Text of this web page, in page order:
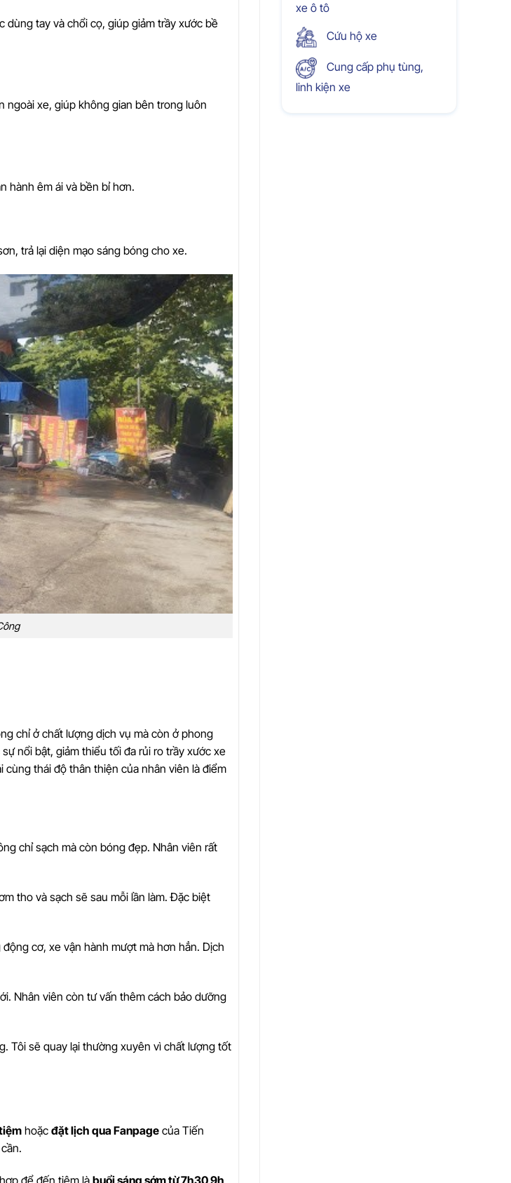
tay và chổi cọ, giúp giảm trầy xước bề
ngoài xe, giúp không gian bên trong luôn
hành êm ái và bền bỉ hơn.
trả lại diện mạo sáng bóng cho xe.
chỉ ở chất lượng dịch vụ mà còn ở phong
nổi bật, giảm thiểu tối đa rủi ro trầy xước xe
thái độ thân thiện của nhân viên là điểm
chỉ sạch mà còn bóng đẹp. Nhân viên rất
tho và sạch sẽ sau mỗi lần làm. Đặc biệt
cơ, xe vận hành mượt mà hơn hẳn. Dịch
Nhân viên còn tư vấn thêm cách bảo dưỡng
Tôi sẽ quay lại thường xuyên vì chất lượng tốt
hoặc đặt lịch qua Fanpage của Tiến
xe ô tô
Cứu hộ xe
Cung cấp phụ tùng,
linh kiện xe